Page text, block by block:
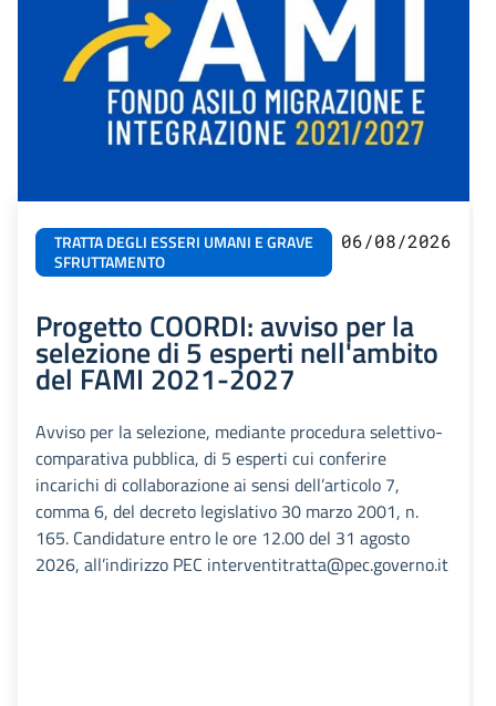
TRATTA DEGLI ESSERI UMANI E GRAVE
SFRUTTAMENTO
06/08/2026
Progetto COORDI: avviso per la
selezione di 5 esperti nell'ambito
del FAMI 2021-2027
Avviso per la selezione, mediante procedura selettivo-
comparativa pubblica, di 5 esperti cui conferire
incarichi di collaborazione ai sensi dell’articolo 7,
comma 6, del decreto legislativo 30 marzo 2001, n.
165. Candidature entro le ore 12.00 del 31 agosto
2026, all’indirizzo PEC interventitratta@pec.governo.it